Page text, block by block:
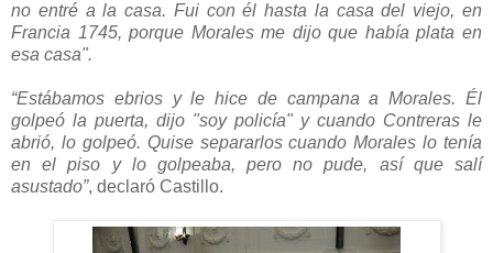
no entré a la casa. Fui con él hasta la casa del viejo, en
Francia 1745, porque Morales me dijo que había plata en
esa casa".
“Estábamos ebrios y le hice de campana a Morales. Él
golpeó la puerta, dijo "soy policía" y cuando Contreras le
abrió, lo golpeó. Quise separarlos cuando Morales lo tenía
en el piso y lo golpeaba, pero no pude, así que salí
asustado”, declaró Castillo.